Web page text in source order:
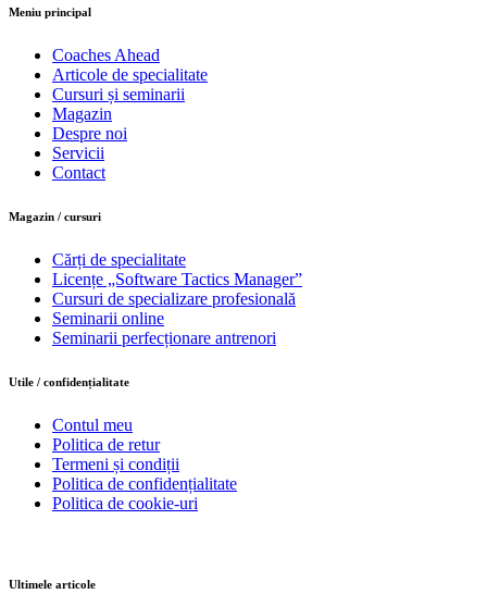
Meniu principal
Coaches Ahead
Articole de specialitate
Cursuri și seminarii
Magazin
Despre noi
Servicii
Contact
Magazin / cursuri
Cărți de specialitate
Licențe „Software Tactics Manager”
Cursuri de specializare profesională
Seminarii online
Seminarii perfecționare antrenori
Utile / confidențialitate
Contul meu
Politica de retur
Termeni și condiții
Politica de confidențialitate
Politica de cookie-uri
Ultimele articole